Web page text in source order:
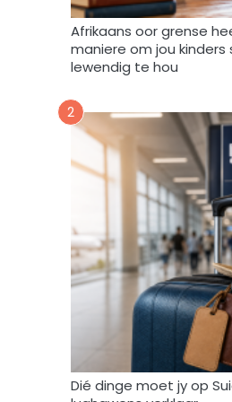
m
e
k
d
a
a
t
n
d
a
i
F
Afrikaans oor grense
maniere om jou
lewendig te hou
2
Dié dinge moet jy op